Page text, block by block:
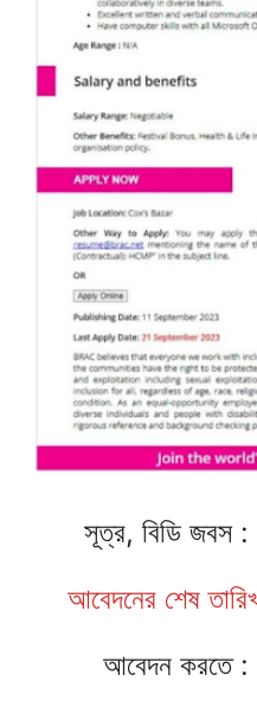
সূত্র, বিডি জবস :
আবেদনের শেষ
আবেদন করতে :